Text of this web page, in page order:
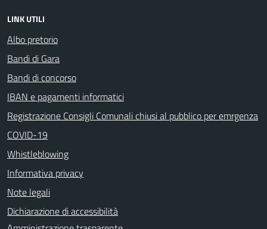
LINK UTILI
Albo pretorio
Bandi di Gara
Bandi di concorso
IBAN e pagamenti informatici
Registrazione Consigli Comunali chiusi al pubblico per emrgenza
COVID-19
Whistleblowing
Informativa privacy
Note legali
Dichiarazione di accessibilità